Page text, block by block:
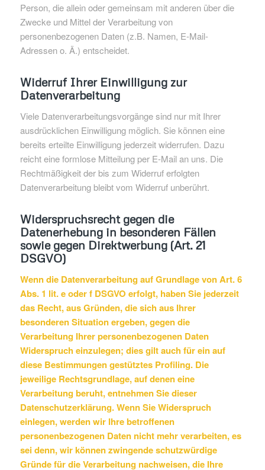
Person, die allein oder gemeinsam mit anderen über die
Zwecke und Mittel der Verarbeitung von
personenbezogenen Daten (z.B. Namen, E-Mail-
Adressen o. Ä.) entscheidet.
Widerruf Ihrer Einwilligung zur
Datenverarbeitung
Viele Datenverarbeitungsvorgänge sind nur mit Ihrer
ausdrücklichen Einwilligung möglich. Sie können eine
bereits erteilte Einwilligung jederzeit widerrufen. Dazu
reicht eine formlose Mitteilung per E-Mail an uns. Die
Rechtmäßigkeit der bis zum Widerruf erfolgten
Datenverarbeitung bleibt vom Widerruf unberührt.
Widerspruchsrecht gegen die
Datenerhebung in besonderen Fällen
sowie gegen Direktwerbung (Art. 21
DSGVO)
Wenn die Datenverarbeitung auf Grundlage von Art. 6
Abs. 1 lit. e oder f DSGVO erfolgt, haben Sie jederzeit
das Recht, aus Gründen, die sich aus Ihrer
besonderen Situation ergeben, gegen die
Verarbeitung Ihrer personenbezogenen Daten
Widerspruch einzulegen; dies gilt auch für ein auf
diese Bestimmungen gestütztes Profiling. Die
jeweilige Rechtsgrundlage, auf denen eine
Verarbeitung beruht, entnehmen Sie dieser
Datenschutzerklärung. Wenn Sie Widerspruch
einlegen, werden wir Ihre betroffenen
personenbezogenen Daten nicht mehr verarbeiten, es
sei denn, wir können zwingende schutzwürdige
Gründe für die Verarbeitung nachweisen, die Ihre